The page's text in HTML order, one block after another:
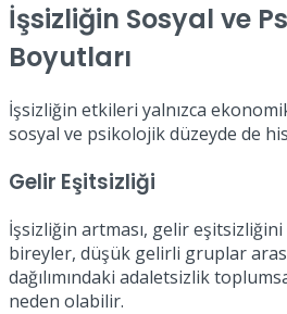
İşsizliğin Sosyal ve
Boyutları
İşsizliğin etkileri yalnızca
sosyal ve psikolojik düzeyde de
Gelir Eşitsizliği
İşsizliğin artması, gelir
bireyler, düşük gelirli gruplar
dağılımındaki adaletsizlik
neden olabilir.